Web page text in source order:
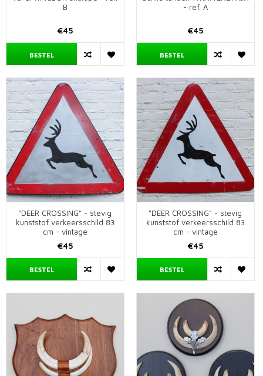
B
€45
BESTEL
- ref. A
€45
BESTEL
"DEER CROSSING" - stevig
kunststof verkeersschild 83
cm - vintage
€45
BESTEL
"DEER CROSSING" - stevig
kunststof verkeersschild 83
cm - vintage
€45
BESTEL